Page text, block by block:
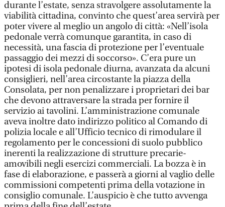
durante l’estate, senza stravolgere assolutamente la
viabilità cittadina, convinto che quest’area servirà per
poter vivere al meglio un angolo di città: «Nell’isola
pedonale verrà comunque garantita, in caso di
necessità, una fascia di protezione per l’eventuale
passaggio dei mezzi di soccorso». C’era pure un
ipotesi di isola pedonale diurna, avanzata da alcuni
consiglieri, nell’area circostante la piazza della
Consolata, per non penalizzare i proprietari dei bar
che devono attraversare la strada per fornire il
servizio ai tavolini. L’amministrazione comunale
aveva inoltre dato indirizzo politico al Comando di
polizia locale e all’Ufficio tecnico di rimodulare il
regolamento per le concessioni di suolo pubblico
inerenti la realizzazione di strutture precarie-
amovibili negli esercizi commerciali. La bozza è in
fase di elaborazione, e passerà a giorni al vaglio delle
commissioni competenti prima della votazione in
consiglio comunale. L’auspicio è che tutto avvenga